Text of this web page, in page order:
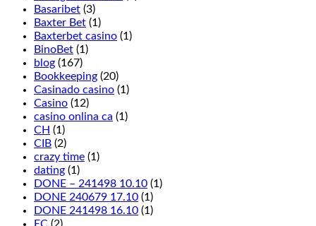
Basaribet (3)
Baxter Bet (1)
Baxterbet casino (1)
BinoBet (1)
blog (167)
Bookkeeping (20)
Casinado casino (1)
Casino (12)
casino onlina ca (1)
CH (1)
CIB (2)
crazy time (1)
dating (1)
DONE – 241498 10.10 (1)
DONE 240679 17.10 (1)
DONE 241498 16.10 (1)